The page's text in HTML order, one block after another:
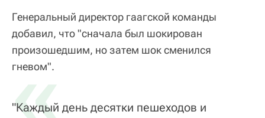
Генеральный директор гаагской команды
добавил, что "сначала был шокирован
произошедшим, но затем шок сменился
гневом".
«
"Каждый день десятки пешеходов и